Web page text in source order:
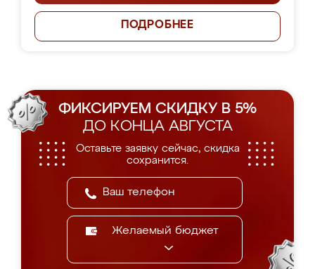
ПОДРОБНЕЕ
ФИКСИРУЕМ СКИДКУ В 5%
ДО КОНЦА АВГУСТА
Оставьте заявку сейчас, скидка
сохранится.
Желаемый бюджет